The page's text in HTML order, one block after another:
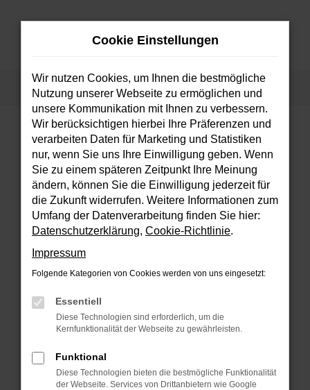
Zum
Startseite Fahrzeugsuche
FEHLER: NETWORK ERROR
Beim Laden ist ein Fehler aufgetreten.
Hier sind ein paar Tipps, die dir helfen können:
Überprüfe deine Firewall und deine
Internetverbindung.
Laden andere Webseiten, zum Beispiel
deine Suchmaschine?
Prüfe deine Browsererweiterungen.
Manche Erweiterungen, wie Werbeblocker,
können das Laden bestimmter Seiten
anderen Browser oder in einem privaten
Fenster?
Cookie Einstellungen
Wir nutzen Cookies, um Ihnen die bestmögliche
Nutzung unserer Webseite zu ermöglichen und
unsere Kommunikation mit Ihnen zu verbessern.
Wir berücksichtigen hierbei Ihre Präferenzen und
verarbeiten Daten für Marketing und Statistiken
nur, wenn Sie uns Ihre Einwilligung geben. Wenn
Sie zu einem späteren Zeitpunkt Ihre Meinung
ändern, können Sie die Einwilligung jederzeit für
die Zukunft widerrufen. Weitere Informationen zum
Umfang der Datenverarbeitung finden Sie hier:
Datenschutzerklärung, Cookie-Richtlinie.
Impressum
Folgende Kategorien von Cookies werden von uns eingesetzt:
Essentiell
Diese Technologien sind erforderlich, um die
Kernfunktionalität der Webseite zu gewährleisten.
Funktional
Diese Technologien bieten die bestmögliche Funktionalität
der Webseite. Services von Drittanbietern wie Google